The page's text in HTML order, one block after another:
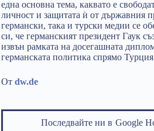
една основна тема, каквато е
личност и защитата ѝ от държавния
германски, така и турски медии се
си, че германският президент Гаук
извън рамката на досегашната
германската политика спрямо
От dw.de
Последвайте ни в Google